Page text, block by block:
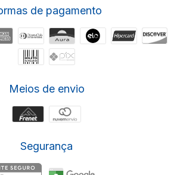
de pagamento
Meios de envio
Segurança